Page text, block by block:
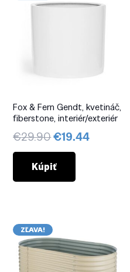
Fox & Fern Gendt, kvetináč,
fiberstone, interiér/exteriér
€29.90Pôvodná
cena
bola:
€29.90.
€19.44Aktuálna
Kúpiť
ZĽAVA!